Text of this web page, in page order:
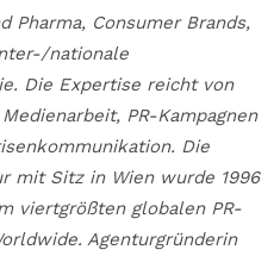
Pharma, Consumer Brands,
nationale
Die Expertise reicht von
PR-Kampagnen
Die
mit Sitz in Wien wurde 1996
viertgrößten globalen PR-
Agenturgründerin